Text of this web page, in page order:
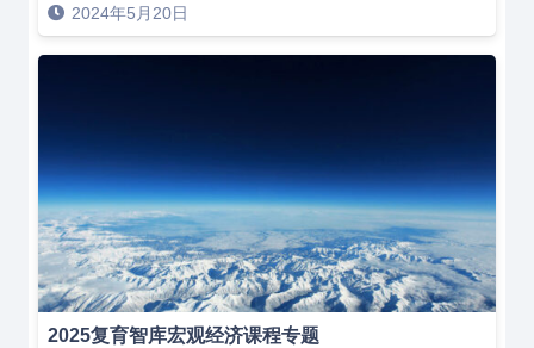
2024年5月20日
2025复育智库宏观经济课程专题